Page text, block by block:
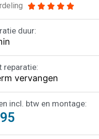
    
duur:
reparatie:
vervangen
incl. btw en montage: